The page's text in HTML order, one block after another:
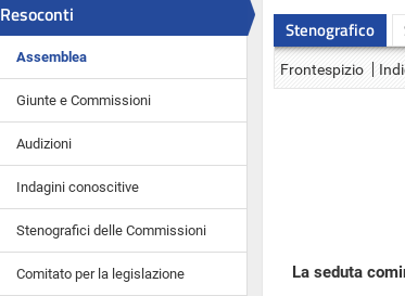
Resoconti
Assemblea
Giunte e Commissioni
Audizioni
Indagini conoscitive
Stenografici delle Commissioni
Comitato per la legislazione
Stenografico
Frontespizio
La seduta